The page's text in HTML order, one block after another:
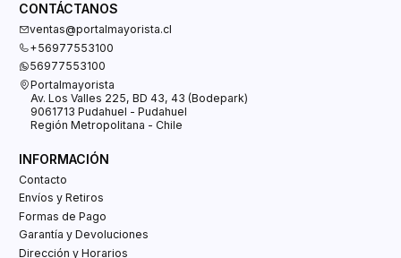
CONTÁCTANOS
ventas@portalmayorista.cl
+56977553100
56977553100
Portalmayorista
Av. Los Valles 225, BD 43, 43 (Bodepark)
9061713 Pudahuel - Pudahuel
Región Metropolitana - Chile
INFORMACIÓN
Contacto
Envíos y Retiros
Formas de Pago
Garantía y Devoluciones
Dirección y Horarios